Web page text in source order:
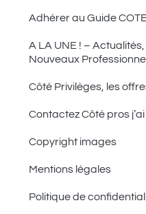
Adhérer au Guide
A LA UNE ! –
Nouveaux
Côté Privilèges, les
Contactez Côté pros
Copyright images
Mentions légales
Politique de